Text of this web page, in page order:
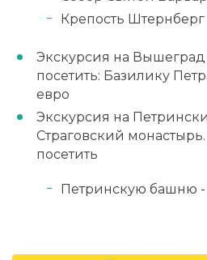
Крепость Штернберг
Экскурсия на
посетить: Базилику
евро
Экскурсия на
Страговский
посетить
Петринскую башню -